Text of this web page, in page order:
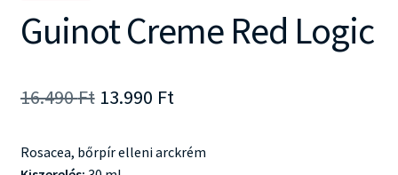
Guinot Creme Red Logic
16.490Ft Original
was:
13.990 FtCurrent
is:
Rosacea, bőrpír elleni arckrém